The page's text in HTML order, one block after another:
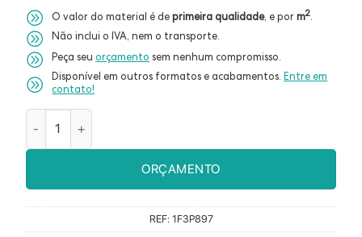
O valor do material é de primeira qualidade, e porm2.
Não inclui o IVA, nem o transporte.
Peça seuorçamento sem nenhum compromisso.
Disponível em outros formatos e acabamentos.Entre em
contato!
ORÇAMENTO
REF: 1F3P897